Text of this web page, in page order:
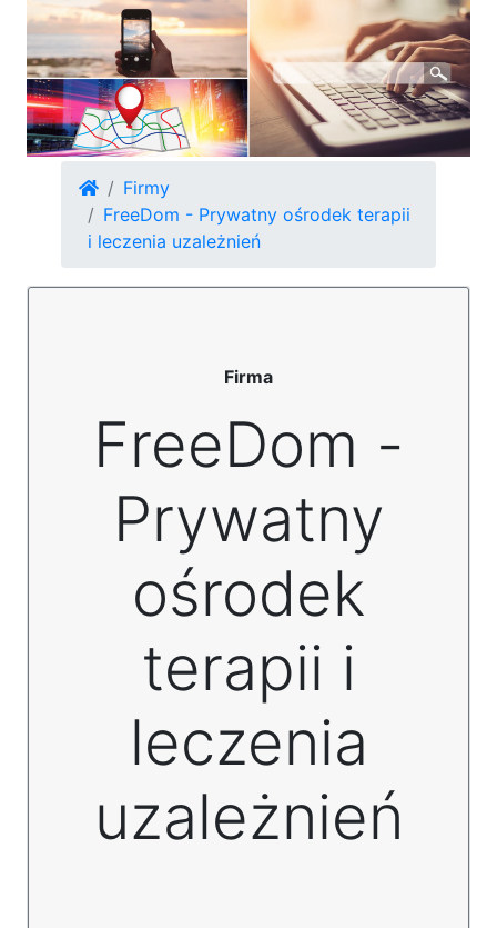
Firmy
FreeDom - Prywatny ośrodek terapii
i leczenia uzależnień
Firma
FreeDom -
Prywatny
ośrodek
terapii i
leczenia
uzależnień